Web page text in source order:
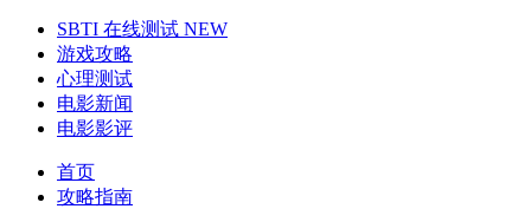
SBTI 在线测试 NEW
游戏攻略
心理测试
电影新闻
电影影评
首页
攻略指南